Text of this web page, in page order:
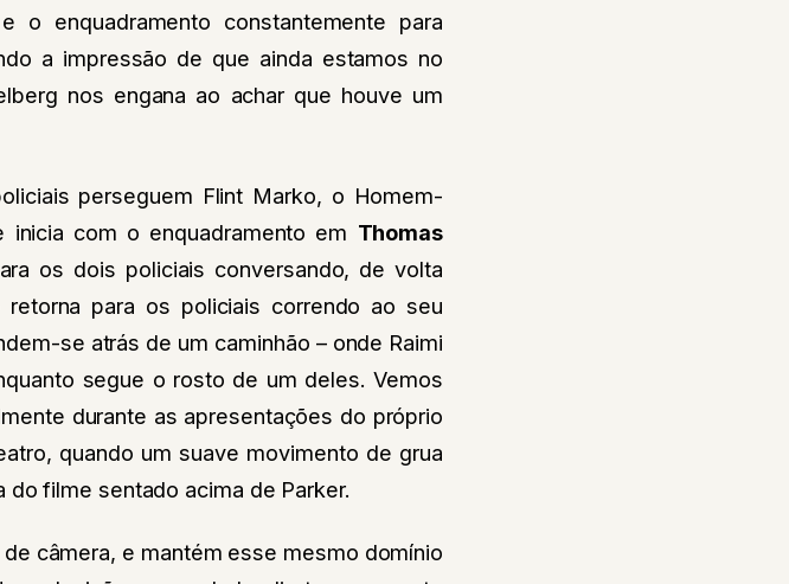
enquadramento constantemente para
a impressão de que ainda estamos no
nos engana ao achar que houve um
perseguem Flint Marko, o Homem-
com o enquadramento em Thomas
os dois policiais conversando, de volta
para os policiais correndo ao seu
se atrás de um caminhão – onde Raimi
segue o rosto de um deles. Vemos
durante as apresentações do próprio
quando um suave movimento de grua
filme sentado acima de Parker.
câmera, e mantém esse mesmo domínio